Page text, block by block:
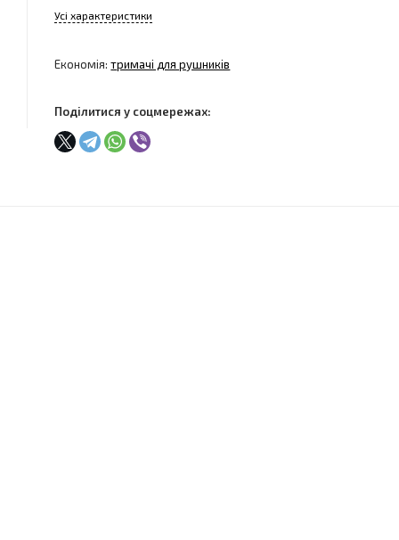
Усі характеристики
Економія:тримачі для рушників
Поділитися у соцмережах: